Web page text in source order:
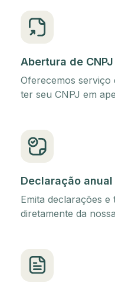
Abertura de CNPJ
Oferecemos
ter seu CNPJ em
Declaração anual
Emita declarações
diretamente da